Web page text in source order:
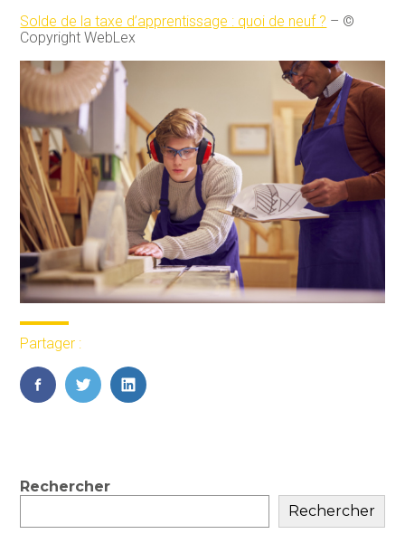
Solde de la taxe d’apprentissage : quoi de neuf ? – ©
Copyright WebLex
Partager :
FaceBook
TwitterLinkedIn
Blog
Rechercher
Rechercher